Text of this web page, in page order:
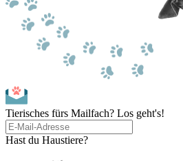
Tierisches fürs Mailfach? Los geht's!
Hast du Haustiere?